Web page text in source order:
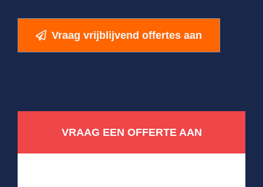
Vraag vrijblijvend offertes aan
VRAAG EEN OFFERTE AAN